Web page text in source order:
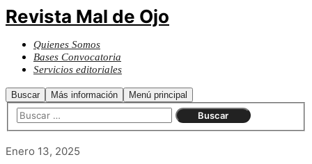
Revista Mal de Ojo
Quienes Somos
Bases Convocatoria
Servicios editoriales
Buscar Más información Menú principal
Enero 13, 2025